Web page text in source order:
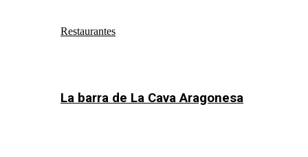
Restaurantes
La barra de La Cava Aragonesa